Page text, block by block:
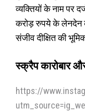
व्यक्तियों के नाम पर
करोड़ रुपये के लेनदेन
संजीव दीक्षित की
स्क्रैप कारोबार
https://